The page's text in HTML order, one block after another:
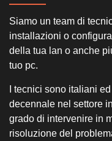
Siamo un team di
installazioni o
della tua lan o anche
tuo pc.
I tecnici sono italiani
decennale nel settore
grado di intervenire in
risoluzione del